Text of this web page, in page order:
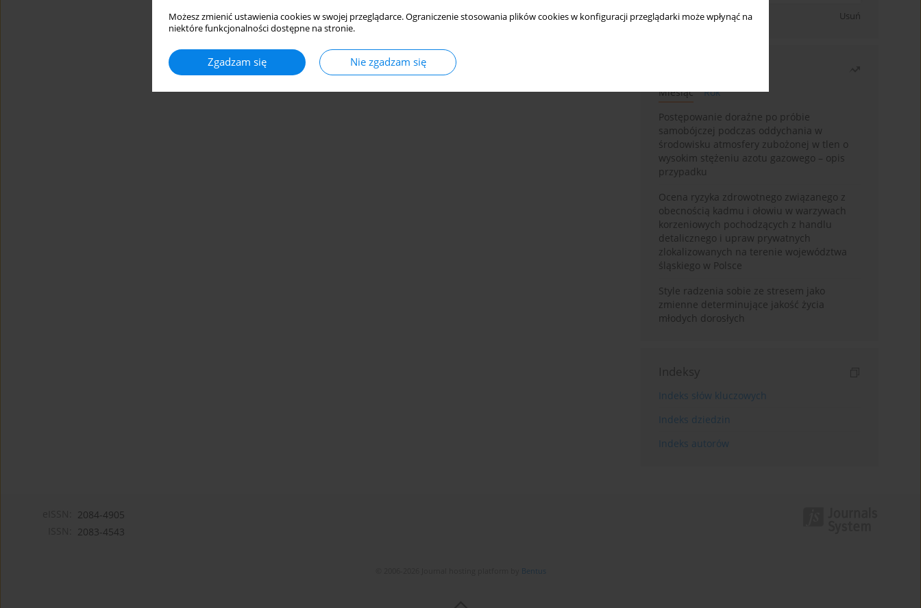
Możesz zmienić ustawienia cookies w swojej przeglądarce. Ograniczenie stosowania plików cookies w konfiguracji przeglądarki może wpłynąć na
niektóre funkcjonalności dostępne na stronie.
Zgadzam się Nie zgadzam się
Zapisz się Usuń
Miesiąc
Rok
Postępowanie doraźne po próbie
samobójczej podczas oddychania w
środowisku atmosfery zubożonej w tlen o
wysokim stężeniu azotu gazowego – opis
przypadku
Ocena ryzyka zdrowotnego związanego z
obecnością kadmu i ołowiu w warzywach
korzeniowych pochodzących z handlu
detalicznego i upraw prywatnych
zlokalizowanych na terenie województwa
śląskiego w Polsce
Style radzenia sobie ze stresem jako
zmienne determinujące jakość życia
młodych dorosłych
Indeksy
Indeks słów kluczowych
Indeks dziedzin
Indeks autorów
2084-4905
2083-4543
Bentus